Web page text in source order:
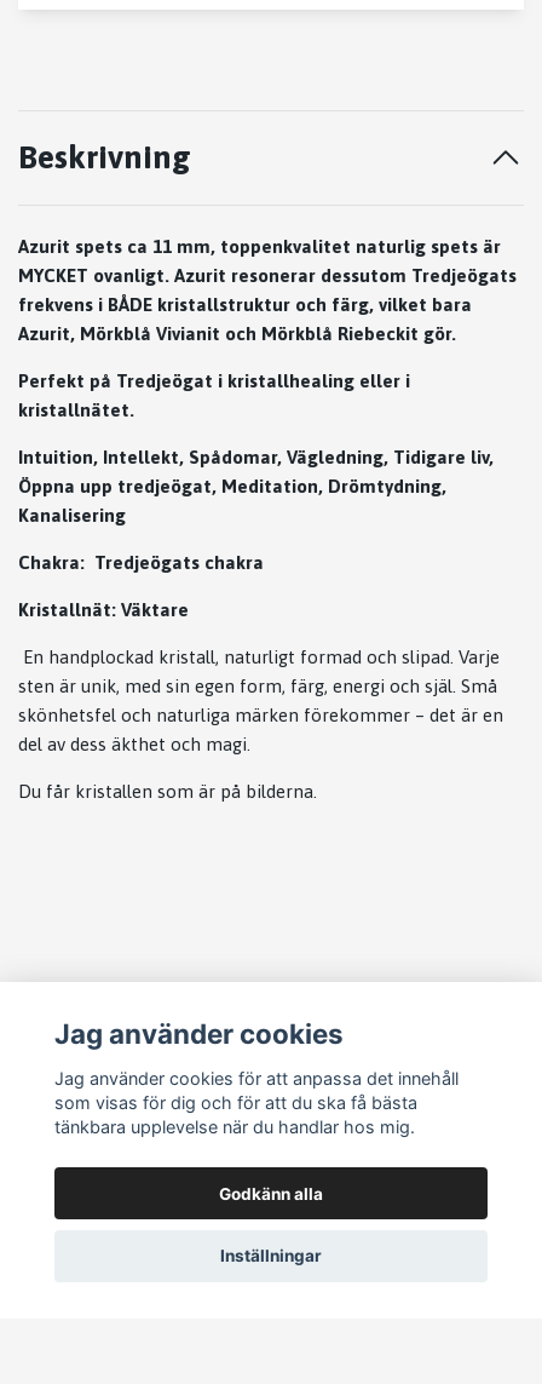
Beskrivning
Azurit spets ca 11 mm, toppenkvalitet naturlig spets är
MYCKET ovanligt. Azurit resonerar dessutom Tredjeögats
frekvens i BÅDE kristallstruktur och färg, vilket bara
Azurit, Mörkblå Vivianit och Mörkblå Riebeckit gör.
Perfekt på Tredjeögat i kristallhealing eller i
kristallnätet.
Intuition, Intellekt, Spådomar, Vägledning, Tidigare liv,
Öppna upp tredjeögat, Meditation, Drömtydning,
Kanalisering
Chakra: Tredjeögats chakra
Kristallnät: Väktare
En handplockad kristall, naturligt formad och slipad. Varje
sten är unik, med sin egen form, färg, energi och själ. Små
skönhetsfel och naturliga märken förekommer – det är en
del av dess äkthet och magi.
Du får kristallen som är på bilderna.
Läs mer
Köpvillkor
Vanliga frågor
Sociala medier
Jag använder cookies
Jag använder cookies för att anpassa det innehåll
som visas för dig och för att du ska få bästa
tänkbara upplevelse när du handlar hos mig.
Godkänn alla
Inställningar